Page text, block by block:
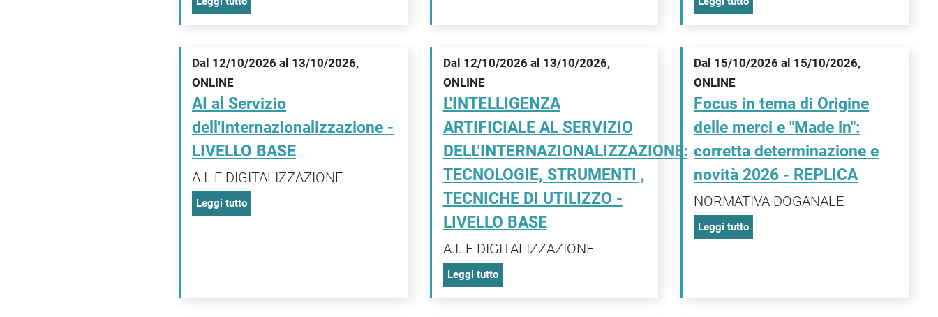
Dal 12/10/2026 al 13/10/2026,
ONLINE
AI al Servizio
dell'Internazionalizzazione -
LIVELLO BASE
A.I. E DIGITALIZZAZIONE
Leggi tutto
Dal 12/10/2026 al 13/10/2026,
ONLINE
L'INTELLIGENZA
ARTIFICIALE AL SERVIZIO
DELL'INTERNAZIONALIZZAZIONE:
TECNOLOGIE, STRUMENTI ,
TECNICHE DI UTILIZZO -
LIVELLO BASE
A.I. E DIGITALIZZAZIONE
Leggi tutto
Dal 15/10/2026 al 15/10/2026,
ONLINE
Focus in tema di Origine
delle merci e "Made in":
corretta determinazione e
novità 2026 - REPLICA
NORMATIVA DOGANALE
Leggi tutto